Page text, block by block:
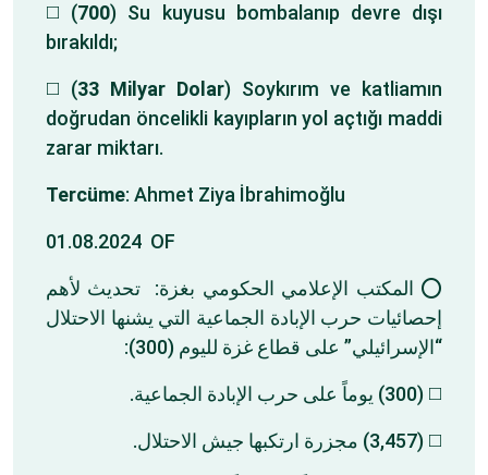
◻️ (700) Su kuyusu bombalanıp devre dışı
bırakıldı;
◻️ (33 Milyar Dolar) Soykırım ve katliamın
doğrudan öncelikli kayıpların yol açtığı maddi
zarar miktarı.
Tercüme: Ahmet Ziya İbrahimoğlu
01.08.2024 OF
⭕ المكتب الإعلامي الحكومي بغزة: تحديث لأهم
إحصائيات حرب الإبادة الجماعية التي يشنها الاحتلال
“الإسرائيلي” على قطاع غزة لليوم (300):
◻️ (300) يوماً على حرب الإبادة الجماعية.
◻️ (3,457) مجزرة ارتكبها جيش الاحتلال.